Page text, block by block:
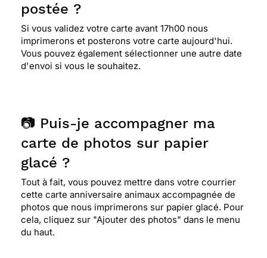
postée ?
Si vous validez votre carte avant 17h00 nous
imprimerons et posterons votre carte aujourd'hui.
Vous pouvez également sélectionner une autre date
d'envoi si vous le souhaitez.
📷 Puis-je accompagner ma
carte de photos sur papier
glacé ?
Tout à fait, vous pouvez mettre dans votre courrier
cette carte anniversaire animaux accompagnée de
photos que nous imprimerons sur papier glacé. Pour
cela, cliquez sur "Ajouter des photos" dans le menu
du haut.